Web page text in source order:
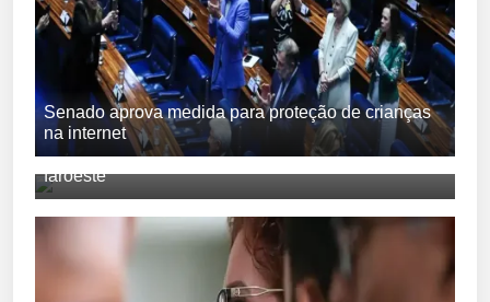
Senado aprova medida para proteção de crianças
na internet
DPU acusa ilegalidade na polêmica 'gratificação
faroeste'